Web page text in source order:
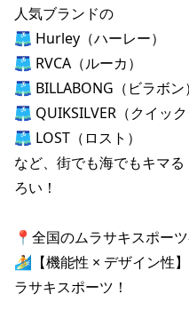
ムラサキス
人気ブランドの
🩳 Hurley（ハーレー）
🩳 RVCA（ルーカ）
🩳 BILLABONG（ビラボン）
🩳 QUIKSILVER（クイック
🩳 LOST（ロスト）
など、街でも海でもキマ
ろい！
📍全国のムラサキスポー
🏄【機能性 × デザイン性
ラサキスポーツ！